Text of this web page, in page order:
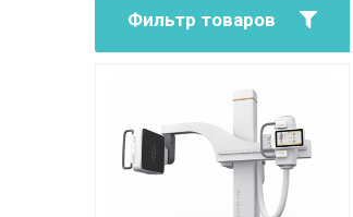
Фильтр товаров